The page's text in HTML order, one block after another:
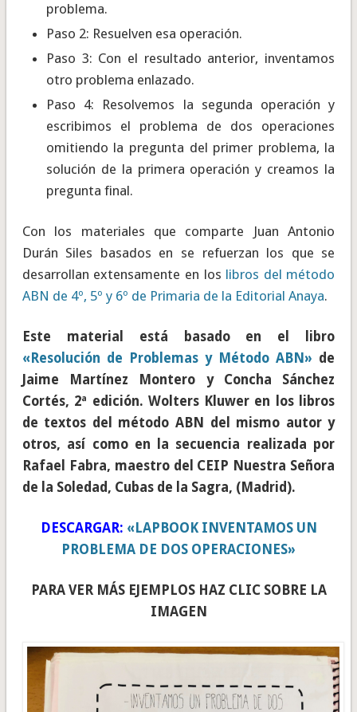
problema.
Paso 2: Resuelven esa operación.
Paso 3: Con el resultado anterior, inventamos
otro problema enlazado.
Paso 4: Resolvemos la segunda operación y
escribimos el problema de dos operaciones
omitiendo la pregunta del primer problema, la
solución de la primera operación y creamos la
pregunta final.
Con los materiales que comparte Juan Antonio
Durán Siles basados en se refuerzan los que se
desarrollan extensamente en los libros del método
ABN de 4º, 5º y 6º de Primaria de la Editorial Anaya.
Este material está basado en el libro
«Resolución de Problemas y Método ABN» de
Jaime Martínez Montero y Concha Sánchez
Cortés, 2ª edición. Wolters Kluwer en los libros
de textos del método ABN del mismo autor y
otros, así como en la secuencia realizada por
Rafael Fabra, maestro del CEIP Nuestra Señora
de la Soledad, Cubas de la Sagra, (Madrid).
DESCARGAR: «LAPBOOK INVENTAMOS UN
PROBLEMA DE DOS OPERACIONES»
PARA VER MÁS EJEMPLOS HAZ CLIC SOBRE LA
IMAGEN